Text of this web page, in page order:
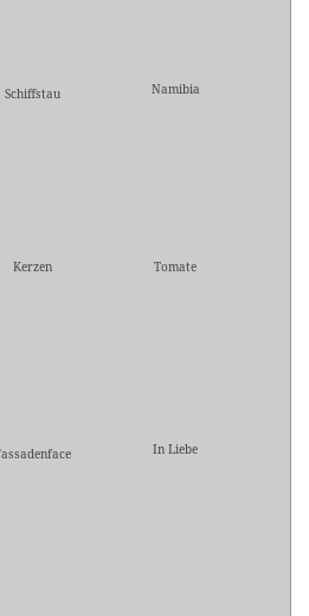
Schiffstau Namibia
Kerzen Tomate
In Liebe